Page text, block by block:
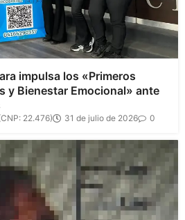
impulsa los «Primeros
y Bienestar Emocional» ante
22.476) 31 de julio de 2026 0